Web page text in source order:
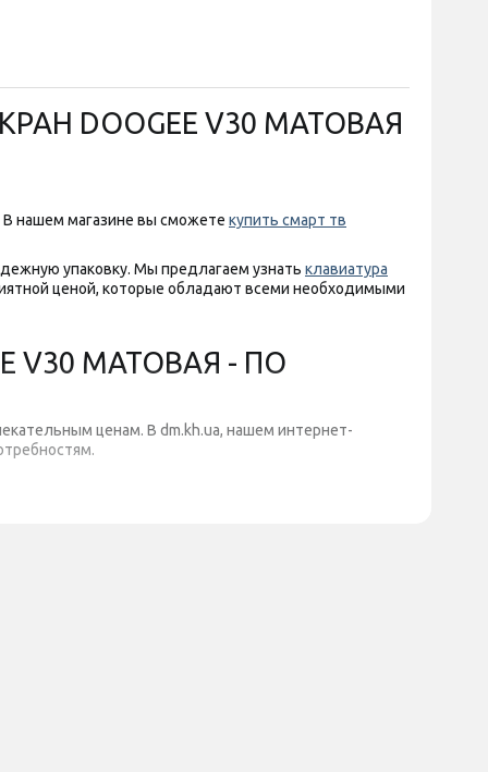
DOOGEE V30 МАТОВАЯ
нашем магазине вы сможете купить смарт тв
упаковку. Мы предлагаем узнать клавиатура
ценой, которые обладают всеми необходимыми
V30 МАТОВАЯ - ПО
ценам. В dm.kh.ua, нашем интернет-